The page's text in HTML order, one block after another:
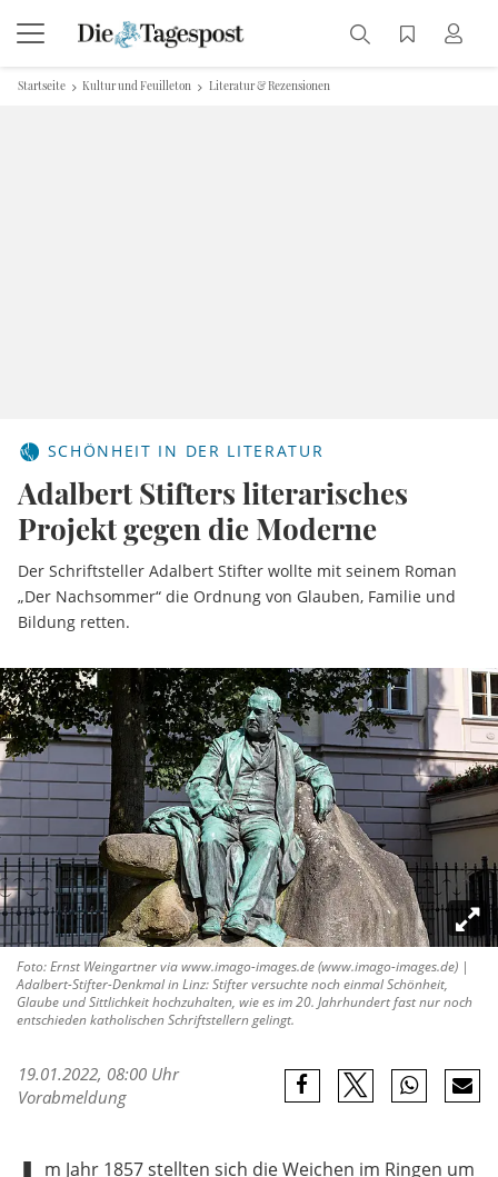
Startseite Kultur und Feuilleton Literatur & Rezensionen
SCHÖNHEIT IN DER LITERATUR
Adalbert Stifters literarisches
Projekt gegen die Moderne
Der Schriftsteller Adalbert Stifter wollte mit seinem Roman
„Der Nachsommer“ die Ordnung von Glauben, Familie und
Bildung retten.
Foto: Ernst Weingartner via www.imago-images.de (www.imago-images.de) |
Adalbert-Stifter-Denkmal in Linz: Stifter versuchte noch einmal Schönheit,
Glaube und Sittlichkeit hochzuhalten, wie es im 20. Jahrhundert fast nur noch
entschieden katholischen Schriftstellern gelingt.
19.01.2022, 08:00 Uhr
Vorabmeldung
m Jahr 1857 stellten sich die Weichen im Ringen um